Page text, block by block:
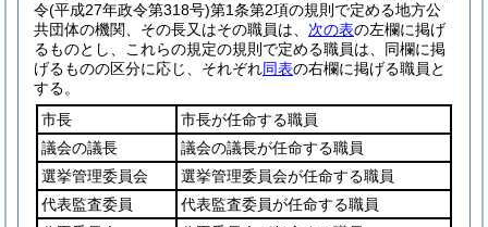
令(平成27年政令第318号)第1条第2項の規則で定める地方公
共団体の機関、その長又はその職員は、 次の表の左欄に掲げ
るものとし、これらの規定の規則で定める職員は、同欄に掲
げるものの区分に応じ、それぞれ同表の右欄に掲げる職員と
する。
市長
市長が任命する職員
議会の議長
議会の議長が任命する職員
選挙管理委員会
選挙管理委員会が任命する職員
代表監査委員
代表監査委員が任命する職員